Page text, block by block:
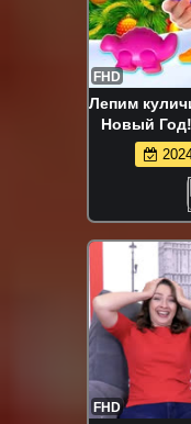
FHD
Лепим
Новый
FHD